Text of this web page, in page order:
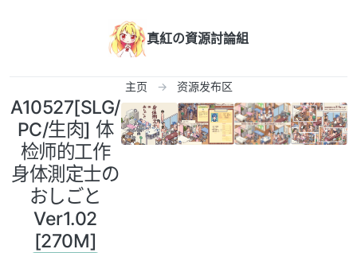
真紅の資源討論組
主页 资源发布区
A10527[SLG/
PC/生肉] 体
检师的工作
身体測定士の
おしごと
Ver1.02
[270M]